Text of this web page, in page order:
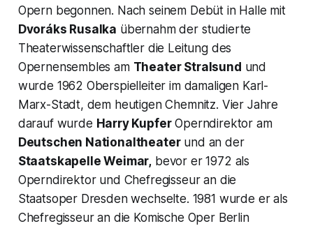
Opern begonnen. Nach seinem Debüt in Halle mit
Dvoráks Rusalka übernahm der studierte
Theaterwissenschaftler die Leitung des
Opernensembles am Theater Stralsund und
wurde 1962 Oberspielleiter im damaligen Karl-
Marx-Stadt, dem heutigen Chemnitz. Vier Jahre
darauf wurde Harry KupferOperndirektor am
Deutschen Nationaltheaterund an der
Staatskapelle Weimar, bevor er 1972 als
Operndirektor und Chefregisseur an die
Staatsoper Dresden wechselte. 1981 wurde er als
Chefregisseur an die Komische Oper Berlin